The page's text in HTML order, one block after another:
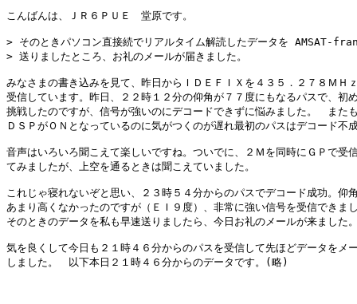
こんばんは、ＪＲ６ＰＵＥ　堂原です。
> そのときパソコン直接続でリアルタイム解読したデータを AMSAT-
> 送りましたところ、お礼のメールが届きました。
みなさまの書き込みを見て、昨日からＩＤＥＦＩＸを４３５．２７８ＭＨ
受信しています。昨日、２２時１２分の仰角が７７度にもなるパスで、初
挑戦したのですが、信号が強いのにデコードできずに悩みました。　また
ＤＳＰがＯＮとなっているのに気がつくのが遅れ最初のパスはデコード不
音声はいろいろ聞こえて楽しいですね。ついでに、２Ｍを同時にＧＰで受
てみましたが、上空を通るときは聞こえていました。
これじゃ寝れないぞと思い、２３時５４分からのパスでデコード成功。仰
あまり高くなかったのですが（ＥＩ９度）、非常に強い信号を受信できま
そのときのデータを私も早速送りましたら、今日お礼のメールが来ました
気を良くして今日も２１時４６分からのパスを受信して先ほどデータをメ
しました。　以下本日２１時４６分からのデータです。(略)